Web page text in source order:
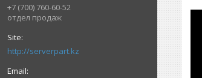
+7 (700) 760-60-52
отдел продаж
http://serverpart.kz